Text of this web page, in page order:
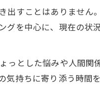
ンセリングの違いを整理
セルフケアの併用方法
受けるタイミングの見
ない時カウンセリング
すことはありませ
を中心に、現在の
とした悩みや人間
持ちに寄り添う時間